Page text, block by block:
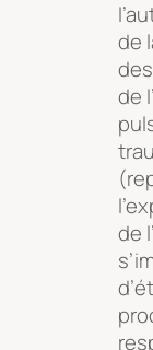
de
de
de